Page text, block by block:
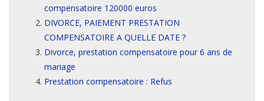
compensatoire 120000 euros
DIVORCE, PAIEMENT PRESTATION
COMPENSATOIRE A QUELLE DATE ?
Divorce, prestation compensatoire pour 6 ans de
mariage
Prestation compensatoire : Refus